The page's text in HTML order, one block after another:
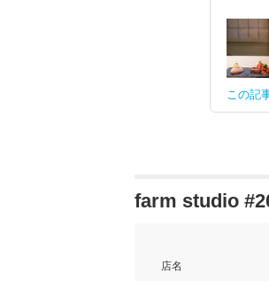
この記
farm studio
店名